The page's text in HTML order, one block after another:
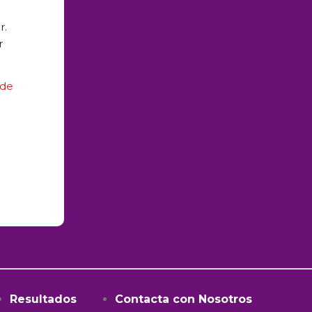
Resultados Contacta con Nosotros